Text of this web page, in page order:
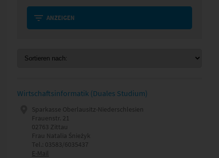
ANZEIGEN
Wirtschaftsinformatik (Duales Studium)
Sparkasse Oberlausitz-Niederschlesien
Frauenstr. 21
02763 Zittau
Frau Natalia Śnieżyk
Tel.: 03583/6035437
E-Mail